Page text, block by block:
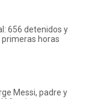
656 detenidos y
horas
Messi, padre y